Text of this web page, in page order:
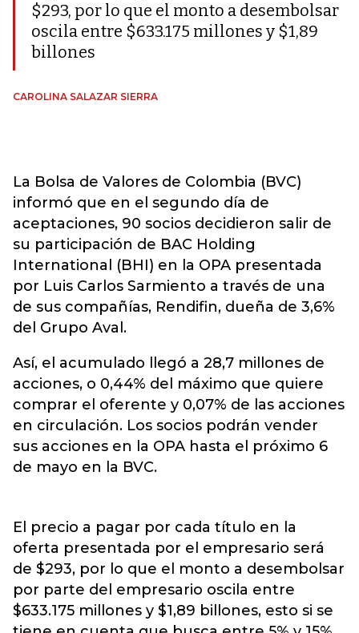
$293, por lo que el monto a desembolsar
oscila entre $633.175 millones y $1,89
billones
CAROLINA SALAZAR SIERRA
La Bolsa de Valores de Colombia (BVC)
informó que en el segundo día de
aceptaciones, 90 socios decidieron salir de
su participación de BAC Holding
International (BHI) en la OPA presentada
por Luis Carlos Sarmiento a través de una
de sus compañías, Rendifin, dueña de 3,6%
del Grupo Aval.
Así, el acumulado llegó a 28,7 millones de
acciones, o 0,44% del máximo que quiere
comprar el oferente y 0,07% de las acciones
en circulación. Los socios podrán vender
sus acciones en la OPA hasta el próximo 6
de mayo en la BVC.
El precio a pagar por cada título en la
oferta presentada por el empresario será
de $293, por lo que el monto a desembolsar
por parte del empresario oscila entre
$633.175 millones y $1,89 billones, esto si se